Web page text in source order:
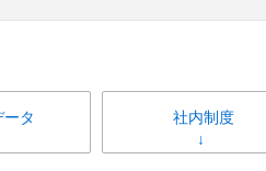
タ 社内制度